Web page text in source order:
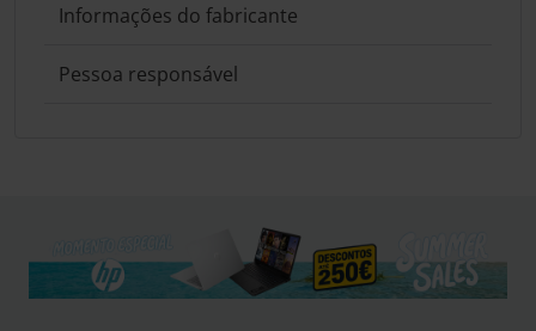
Informações do fabricante
Pessoa responsável